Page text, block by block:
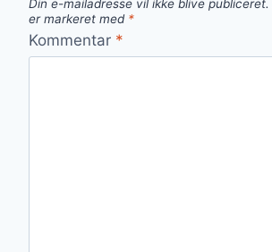
Din e-mailadresse vil ikke blive publiceret.
er markeret med *
Kommentar *